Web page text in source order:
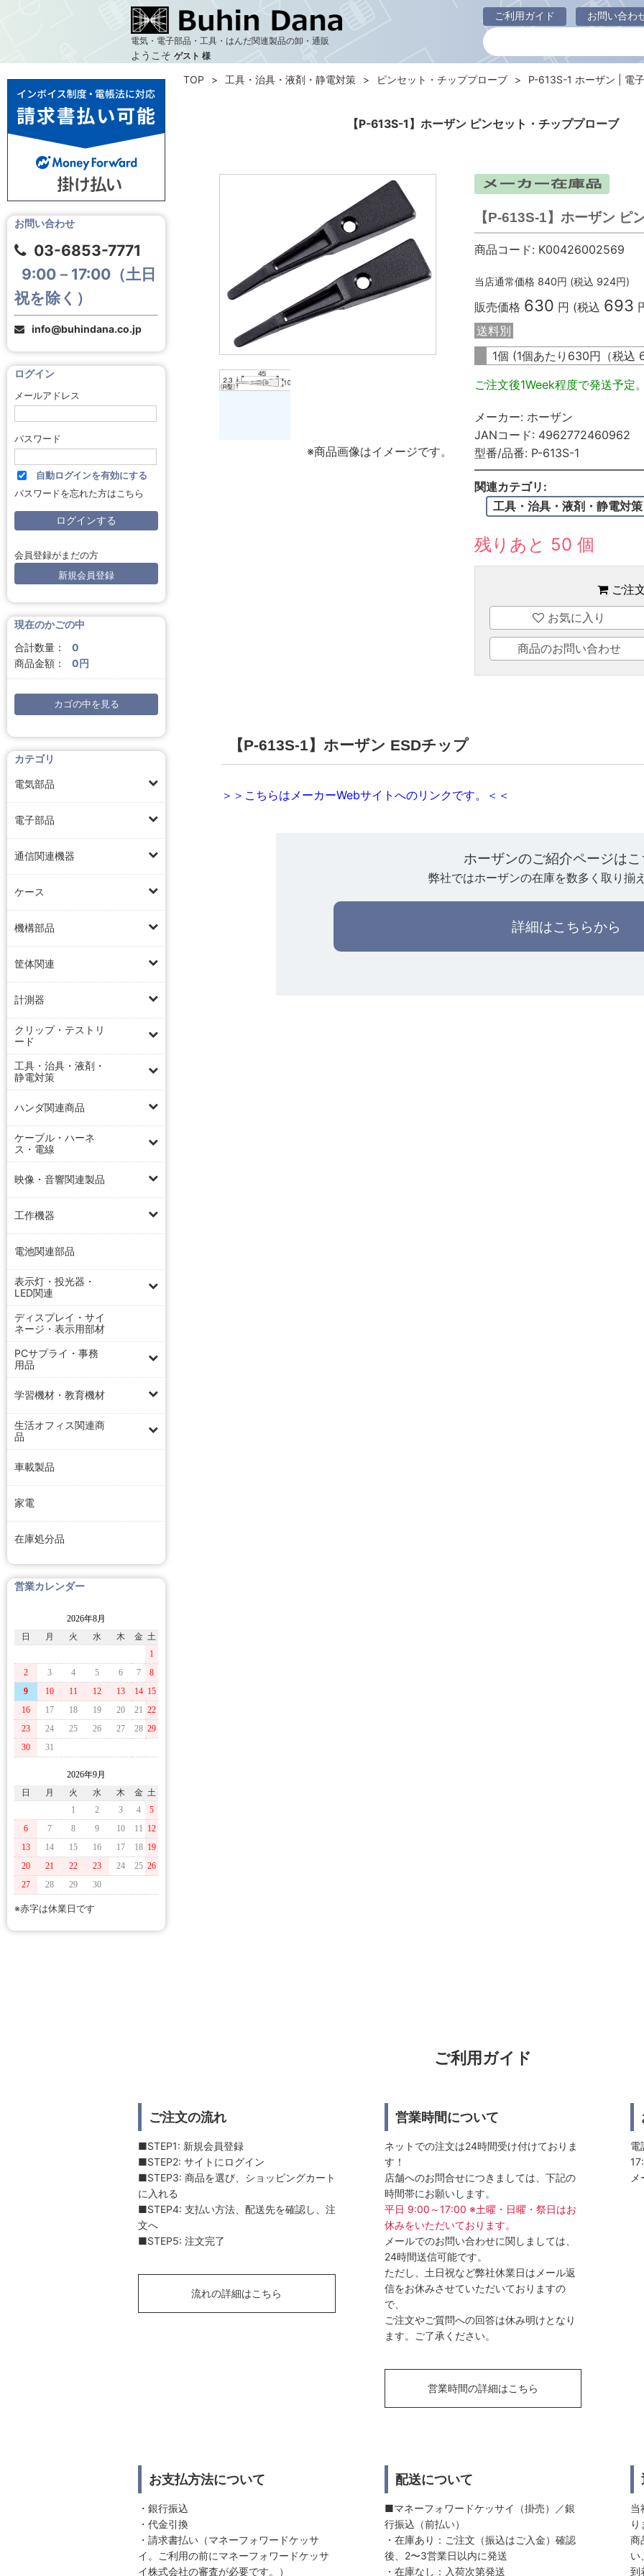
電気・電子部品・工具・はんだ関連製品の卸・通販
ようこそ ゲスト 様
ご利用ガイド お問い合わ
【P-613S-1】ホーザン ピンセット・チッププローブ
お問い合わせ
03-6853-7771
9:00－17:00（土日
祝を除く）
info@buhindana.co.jp
ログイン
メールアドレス
パスワード
自動ログインを有効にする
パスワードを忘れた方はこちら
会員登録がまだの方
新規会員登録
現在のかごの中
合計数量：
0
商品金額：
0円
カゴの中を見る
カテゴリ
電気部品
電子部品
通信関連機器
ケース
機構部品
筐体関連
計測器
クリップ・テストリ
ード
工具・治具・液剤・
静電対策
ハンダ関連商品
ケーブル・ハーネ
ス・電線
映像・音響関連製品
工作機器
電池関連部品
表示灯・投光器・
LED関連
ディスプレイ・サイ
ネージ・表示用部材
PCサプライ・事務
用品
学習機材・教育機材
生活オフィス関連商
品
車載製品
家電
在庫処分品
営業カレンダー
2026年8月
日
月 火 水 木 金 土
1
2
3 4 5 6 7
8
9
10 11 12 13 14 15
16
17 18 19 20 21 22
23
24 25 26 27 28 29
30
31
2026年9月
日
月 火 水 木 金 土
1
2 3 4
5
6
7 8 9 10 11 12
13
14 15 16 17 18 19
20
21 22 23 24 25 26
27
28 29 30
※赤字は休業日です
TOP 工具・治具・液剤・静電対策 ピンセット・チッププローブ P-613S-1 ホーザン | 電
※商品画像はイメージです。
【P-613S-1】ホーザン ピ
商品コード: K00426002569
当店通常価格 840円 (税込 924円)
販売価格 630 円 (税込 693
送料別
1個 (1個あたり 630円（税込
ご注文後1Week程度で発送予定。
メーカー: ホーザン
JANコード: 4962772460962
型番/品番: P-613S-1
関連カテゴリ:
工具・治具・液剤・静電対策
残りあと 50 個
ご注
お気に入り
商品のお問い合わせ
【P-613S-1】ホーザン ESDチップ
＞＞こちらはメーカーWebサイトへのリンクです。＜＜
ホーザンのご紹介ページはこ
弊社ではホーザンの在庫を数多く取り揃
詳細はこちらから
ご利用ガイド
ご注文の流れ
■STEP1: 新規会員登録
■STEP2: サイトにログイン
■STEP3: 商品を選び、ショッピングカート
に入れる
■STEP4: 支払い方法、配送先を確認し、注
文へ
■STEP5: 注文完了
流れの詳細はこちら
営業時間について
ネットでの注文は24時間受け付けておりま
す！
店舗へのお問合せにつきましては、下記の
時間帯にお願いします。
平日 9:00～17:00 ※土曜・日曜・祭日はお
休みをいただいております。
メールでのお問い合わせに関しましては、
24時間送信可能です。
ただし、土日祝など弊社休業日はメール返
信をお休みさせていただいておりますの
で、
ご注文やご質問への回答は休み明けとなり
ます。ご了承ください。
営業時間の詳細はこちら
電
お支払方法について
・銀行振込
・代金引換
・請求書払い（マネーフォワードケッサ
イ。ご利用の前にマネーフォワードケッサ
イ株式会社の審査が必要です。）
配送について
■マネーフォワードケッサイ（掛売）／銀
行振込（前払い）
・在庫あり：ご注文（振込はご入金）確認
後、2〜3営業日以内に発送
・在庫なし：入荷次第発送
当
り
商
い
到